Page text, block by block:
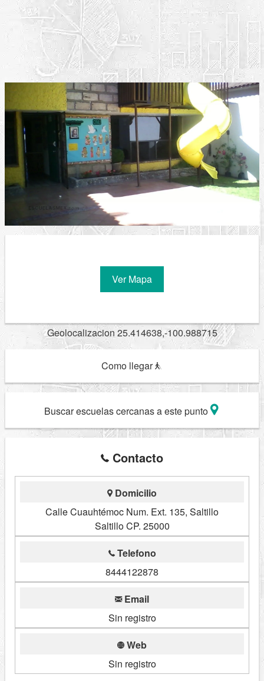
Ver Mapa
Geolocalizacion 25.414638,-100.988715
Como llegar
Buscar escuelas cercanas a este punto
Contacto
Domicilio
Calle Cuauhtémoc Num. Ext. 135, Saltillo
Saltillo CP. 25000
Telefono
8444122878
Email
Sin registro
Web
Sin registro